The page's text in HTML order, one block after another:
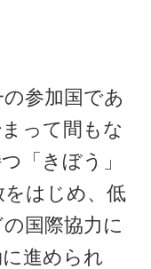
参加国であ
って間もな
「きぼう」
はじめ、低
国際協力に
進められ